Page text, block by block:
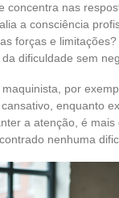
concentra nas
a consciência
forças e
dificuldade sem
por
enquanto
a atenção, é mais
nenhuma